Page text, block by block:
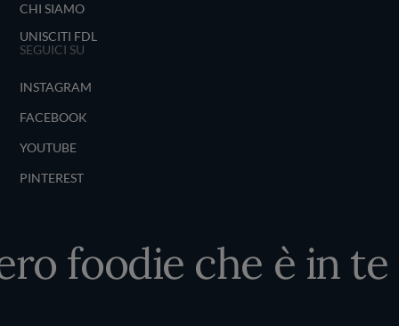
CHI SIAMO
UNISCITI FDL
SEGUICI SU
INSTAGRAM
FACEBOOK
YOUTUBE
PINTEREST
foodie che è in te